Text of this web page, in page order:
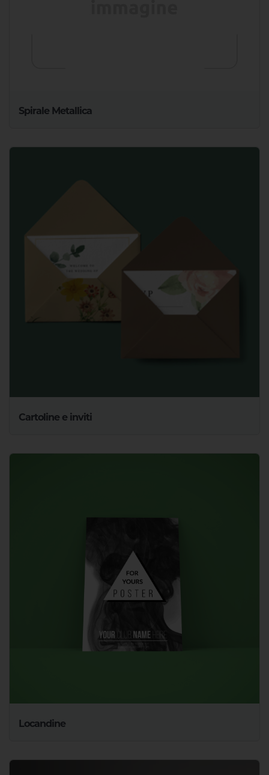
Spirale Metallica
Cartoline e inviti
Locandine